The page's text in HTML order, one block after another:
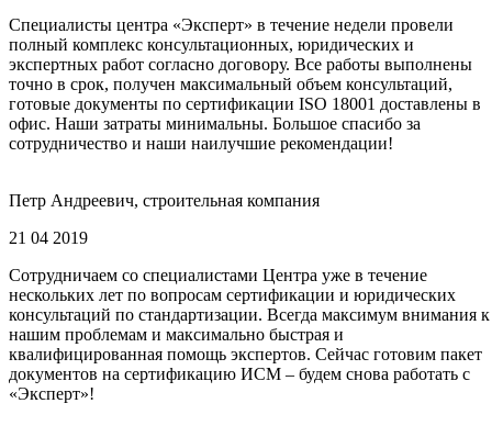
Специалисты центра «Эксперт» в течение недели провели
полный комплекс консультационных, юридических и
экспертных работ согласно договору. Все работы выполнены
точно в срок, получен максимальный объем консультаций,
готовые документы по сертификации ISO 18001 доставлены в
офис. Наши затраты минимальны. Большое спасибо за
сотрудничество и наши наилучшие рекомендации!
Петр Андреевич, строительная компания
21 04 2019
Сотрудничаем со специалистами Центра уже в течение
нескольких лет по вопросам сертификации и юридических
консультаций по стандартизации. Всегда максимум внимания к
нашим проблемам и максимально быстрая и
квалифицированная помощь экспертов. Сейчас готовим пакет
документов на сертификацию ИСМ – будем снова работать с
«Эксперт»!